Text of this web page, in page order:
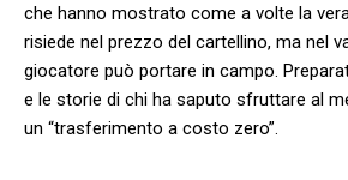
che hanno mostrato come a volte la
risiede​ nel prezzo del cartellino, ma nel
giocatore può portare in campo.
e le storie di chi ha saputo sfruttare al
un “trasferimento a costo zero”.